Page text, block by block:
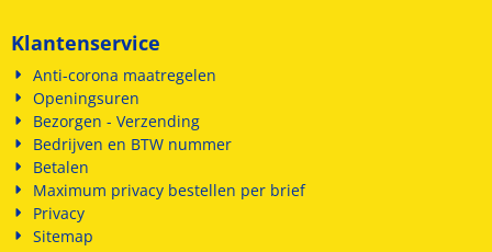
Klantenservice
Anti-corona maatregelen
Openingsuren
Bezorgen - Verzending
Bedrijven en BTW nummer
Betalen
Maximum privacy bestellen per brief
Privacy
Sitemap